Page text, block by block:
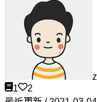
1
2